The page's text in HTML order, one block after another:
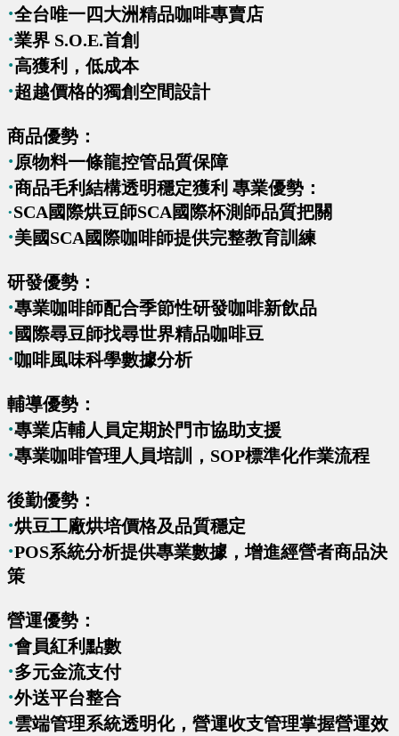
·全台唯一四大洲精品咖啡專賣店
·業界 S.O.E.首創
·高獲利，低成本
·超越價格的獨創空間設計
商品優勢：
·原物料一條龍控管品質保障
·商品毛利結構透明穩定獲利 專業優勢：
·SCA國際烘豆師SCA國際杯測師品質把關
·美國SCA國際咖啡師提供完整教育訓練
研發優勢：
·專業咖啡師配合季節性研發咖啡新飲品
· 國際尋豆師找尋世界精品咖啡豆
·咖啡風味科學數據分析
輔導優勢：
·專業店輔人員定期於門市協助支援
·專業咖啡管理人員培訓，SOP標準化作業流程
後勤優勢：
·烘豆工廠烘培價格及品質穩定
·POS系統分析提供專業數據，增進經營者商品決
策
營運優勢：
·會員紅利點數
·多元金流支付
·外送平台整合
·雲端管理系統透明化，營運收支管理掌握營運效